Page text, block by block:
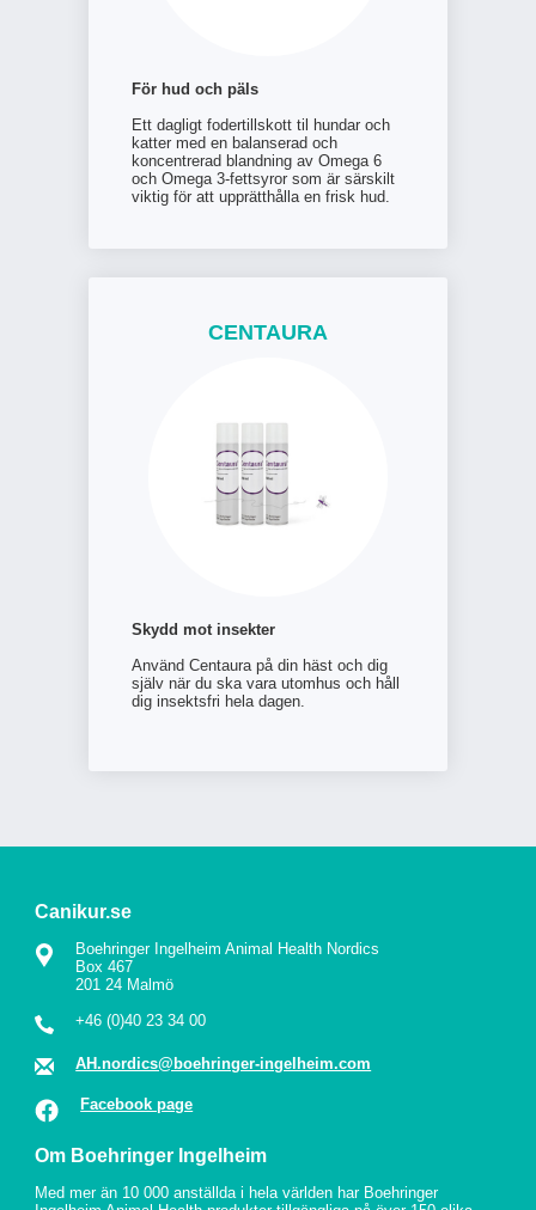
För hud och päls
Ett dagligt fodertillskott til hundar och
katter med en balanserad och
koncentrerad blandning av Omega 6
och Omega 3-fettsyror som är särskilt
viktig för att upprätthålla en frisk hud.
CENTAURA
Skydd mot insekter
Använd Centaura på din häst och dig
själv när du ska vara utomhus och håll
dig insektsfri hela dagen.
Canikur.se
Boehringer Ingelheim Animal Health Nordics
Box 467
201 24 Malmö
+46 (0)40 23 34 00
AH.nordics@boehringer-ingelheim.com
Facebook page
Om Boehringer Ingelheim
Med mer än 10 000 anställda i hela världen har Boehringer